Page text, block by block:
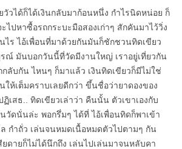
วัวได้ก็ได้เงินกลับมาก้อนหนึ่ง กำไรนิดหน่อย ก็
ะไปหาซื้อรถกระบะมือสองเก่าๆ สักคันมาไว้วิ่ง
ไร ไอ้เพื่อนที่มาด้วยกันมันก็ชักชวนทิดเขียว
รณ์ มันบอกวันนี้ที่วัดมีงานใหญ่ เราอยู่เที่ยวกัน
ลับกัน ไหนๆ ก็มาแล้ว เงินทิดเขียวก็มีไม่ใช่
ให้เต็มคราบเลยดีกว่า ขึ้นชื่อว่ายาดองของ
ฏิเสธ.. ทิดเขียวเล่าว่า คืนนั้น ตัวเขาเองกับ
วัดนั่นล่ะ พอกรึ่มๆ ได้ที่ ไอ้เพื่อนทิดก็พาเข้า
กำถั่ว เล่นจนหมดเนื้อหมดตัวไปตามๆ กัน
ยดายก็ไม่ได้นึกถึง เล่นไปเล่นมาจนหลับคา